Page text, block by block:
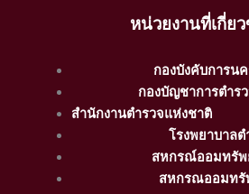
หน่วยงานที่เกี่ย
กองบังคับการน
กองบัญชาการตำร
สำนักงานตำรวจแห่งชาติ
โรงพยาบาลต
สหกรณ์ออมทรัพ
สหกรณออมทรั